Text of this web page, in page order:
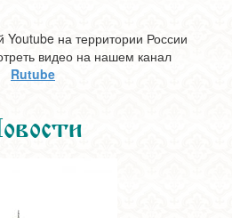
Youtube на территории России
видео на нашем канал
Rutube